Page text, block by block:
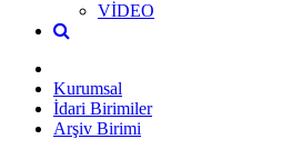
VİDEO
Kurumsal
İdari Birimiler
Arşiv Birimi